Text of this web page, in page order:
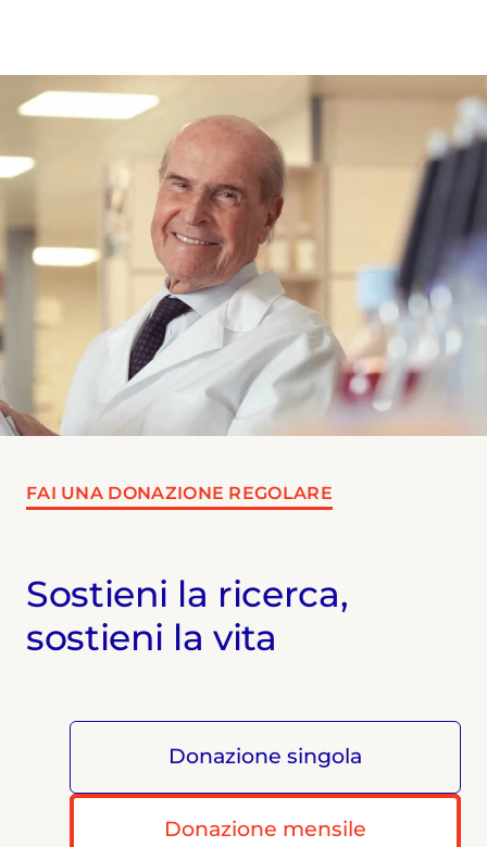
FAI UNA DONAZIONE REGOLARE
Sostieni la ricerca,
sostieni la vita
Donazione singola
Donazione mensile